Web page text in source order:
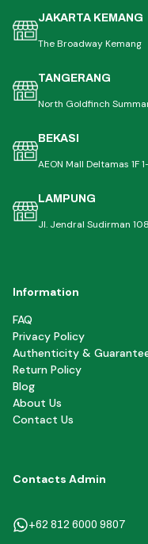
JAKARTA KEMANG
The Broadway Kemang
TANGERANG
North Goldfinch
BEKASI
AEON Mall Deltamas 1F
LAMPUNG
Jl. Jendral Sudirman
Information
FAQ
Privacy Policy
Authenticity &
Return Policy
Blog
About Us
Contact Us
Contacts Admin
+62 812 6000 9807